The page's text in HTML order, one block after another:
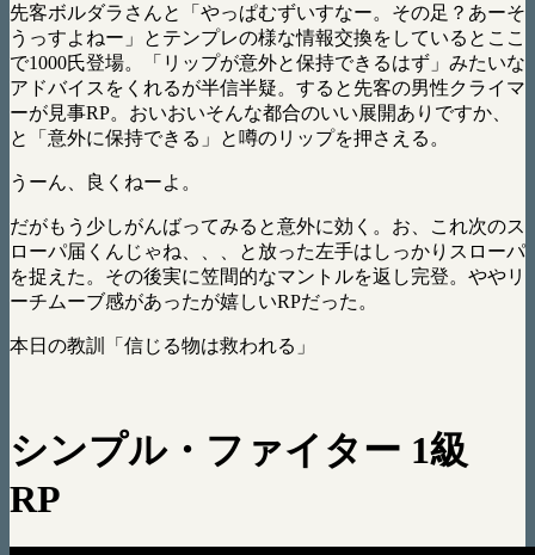
先客ボルダラさんと「やっぱむずいすなー。その足？あーそ
うっすよねー」とテンプレの様な情報交換をしているとここ
で1000氏登場。「リップが意外と保持できるはず」みたいな
アドバイスをくれるが半信半疑。すると先客の男性クライマ
ーが見事RP。おいおいそんな都合のいい展開ありですか、
と「意外に保持できる」と噂のリップを押さえる。
うーん、良くねーよ。
だがもう少しがんばってみると意外に効く。お、これ次のス
ローパ届くんじゃね、、、と放った左手はしっかりスローパ
を捉えた。その後実に笠間的なマントルを返し完登。ややリ
ーチムーブ感があったが嬉しいRPだった。
本日の教訓「信じる物は救われる」
シンプル・ファイター 1級
RP